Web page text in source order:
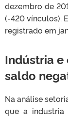
dezembro de
(-420 vínculos).
registrado em
Indústria
saldo
Na análise
que a